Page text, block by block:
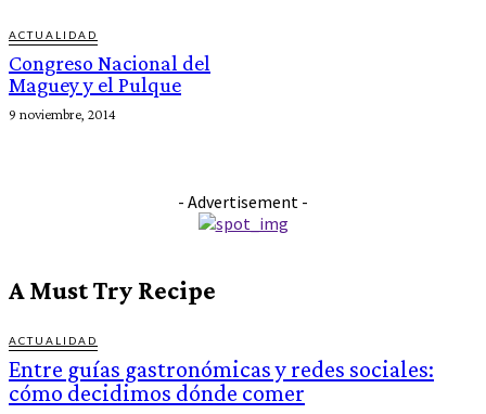
ACTUALIDAD
Congreso Nacional del
Maguey y el Pulque
9 noviembre, 2014
- Advertisement -
A Must Try Recipe
ACTUALIDAD
Entre guías gastronómicas y redes sociales:
cómo decidimos dónde comer